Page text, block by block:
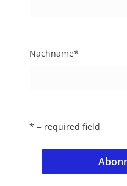
Nachname*
* = required field